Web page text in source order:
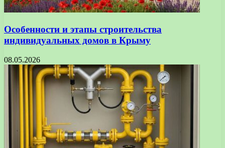
Особенности и этапы строительства
индивидуальных домов в Крыму
08.05.2026